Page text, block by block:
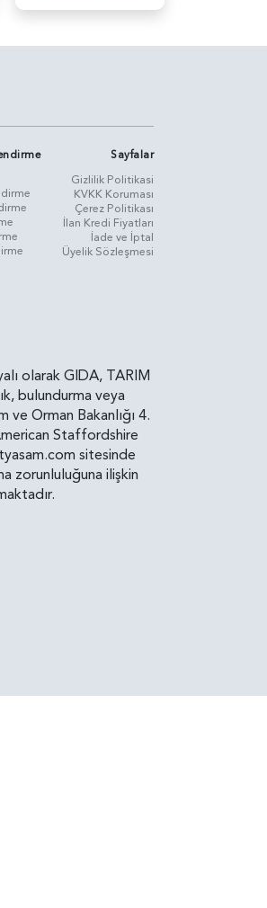
Sayfalar
Gizlilik Politikasi
KVKK Koruması
Çerez Politikası
İlan Kredi Fiyatları
İade ve İptal
Üyelik Sözleşmesi
olarak GIDA, TARIM
bulundurma veya
ve Orman Bakanlığı 4.
Staffordshire
sitesinde
zorunluluğuna ilişkin